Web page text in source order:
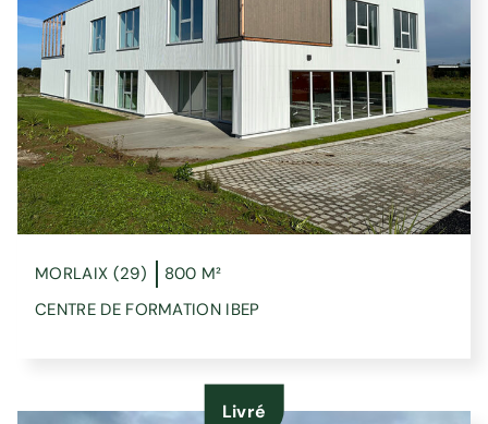
MORLAIX (29)
800 M²
CENTRE DE FORMATION IBEP
Livré